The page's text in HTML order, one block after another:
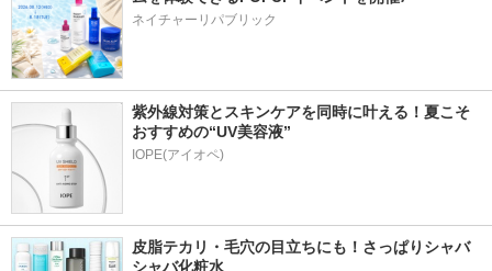
ネイチャーリパブリック
紫外線対策とスキンケアを同時に叶える！夏こそ
おすすめの“UV美容液”
IOPE(アイオペ)
皮脂テカリ・毛穴の目立ちにも！さっぱりシャバ
シャバ化粧水